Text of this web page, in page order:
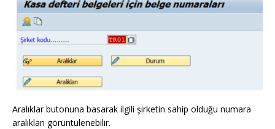
Aralıklar butonuna basarak ilgili şirketin sahip olduğu numara
aralıkları görüntülenebilir.